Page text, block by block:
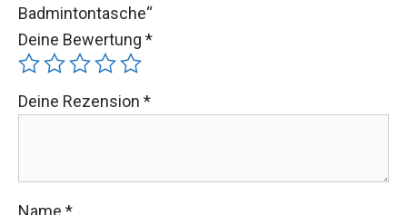
Badmintontasche“
Deine Bewertung *
Deine Rezension *
Name *